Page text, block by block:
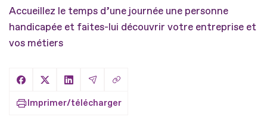
Accueillez le temps d’une journée une personne
handicapée et faites-lui découvrir votre entreprise et
vos métiers
Partager sur Facebook
Partager sur X
Partager sur LinkedIn
Partager par Email
Copier le lien
Imprimer/télécharger